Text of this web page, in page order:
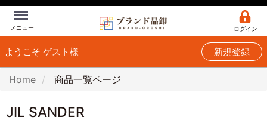
Menu
メニュー ログイン
ようこそ ゲスト様 新規登録
Home 商品一覧ページ
JIL SANDER